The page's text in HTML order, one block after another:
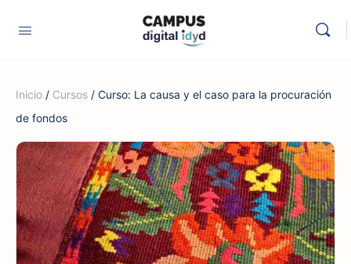
Inicio / Cursos / Curso: La causa y el caso para la procuración
de fondos